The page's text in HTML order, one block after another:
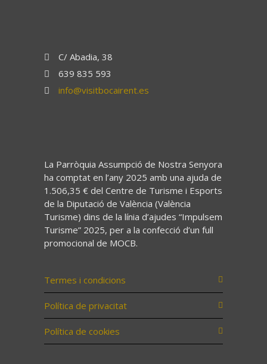
C/ Abadia, 38
639 835 593
info@visitbocairent.es
La Parròquia Assumpció de Nostra Senyora
ha comptat en l’any 2025 amb una ajuda de
1.506,35 € del Centre de Turisme i Esports
de la Diputació de València (València
Turisme) dins de la línia d’ajudes “Impulsem
Turisme” 2025, per a la confecció d’un full
promocional de MOCB.
Termes i condicions
Política de privacitat
Política de cookies